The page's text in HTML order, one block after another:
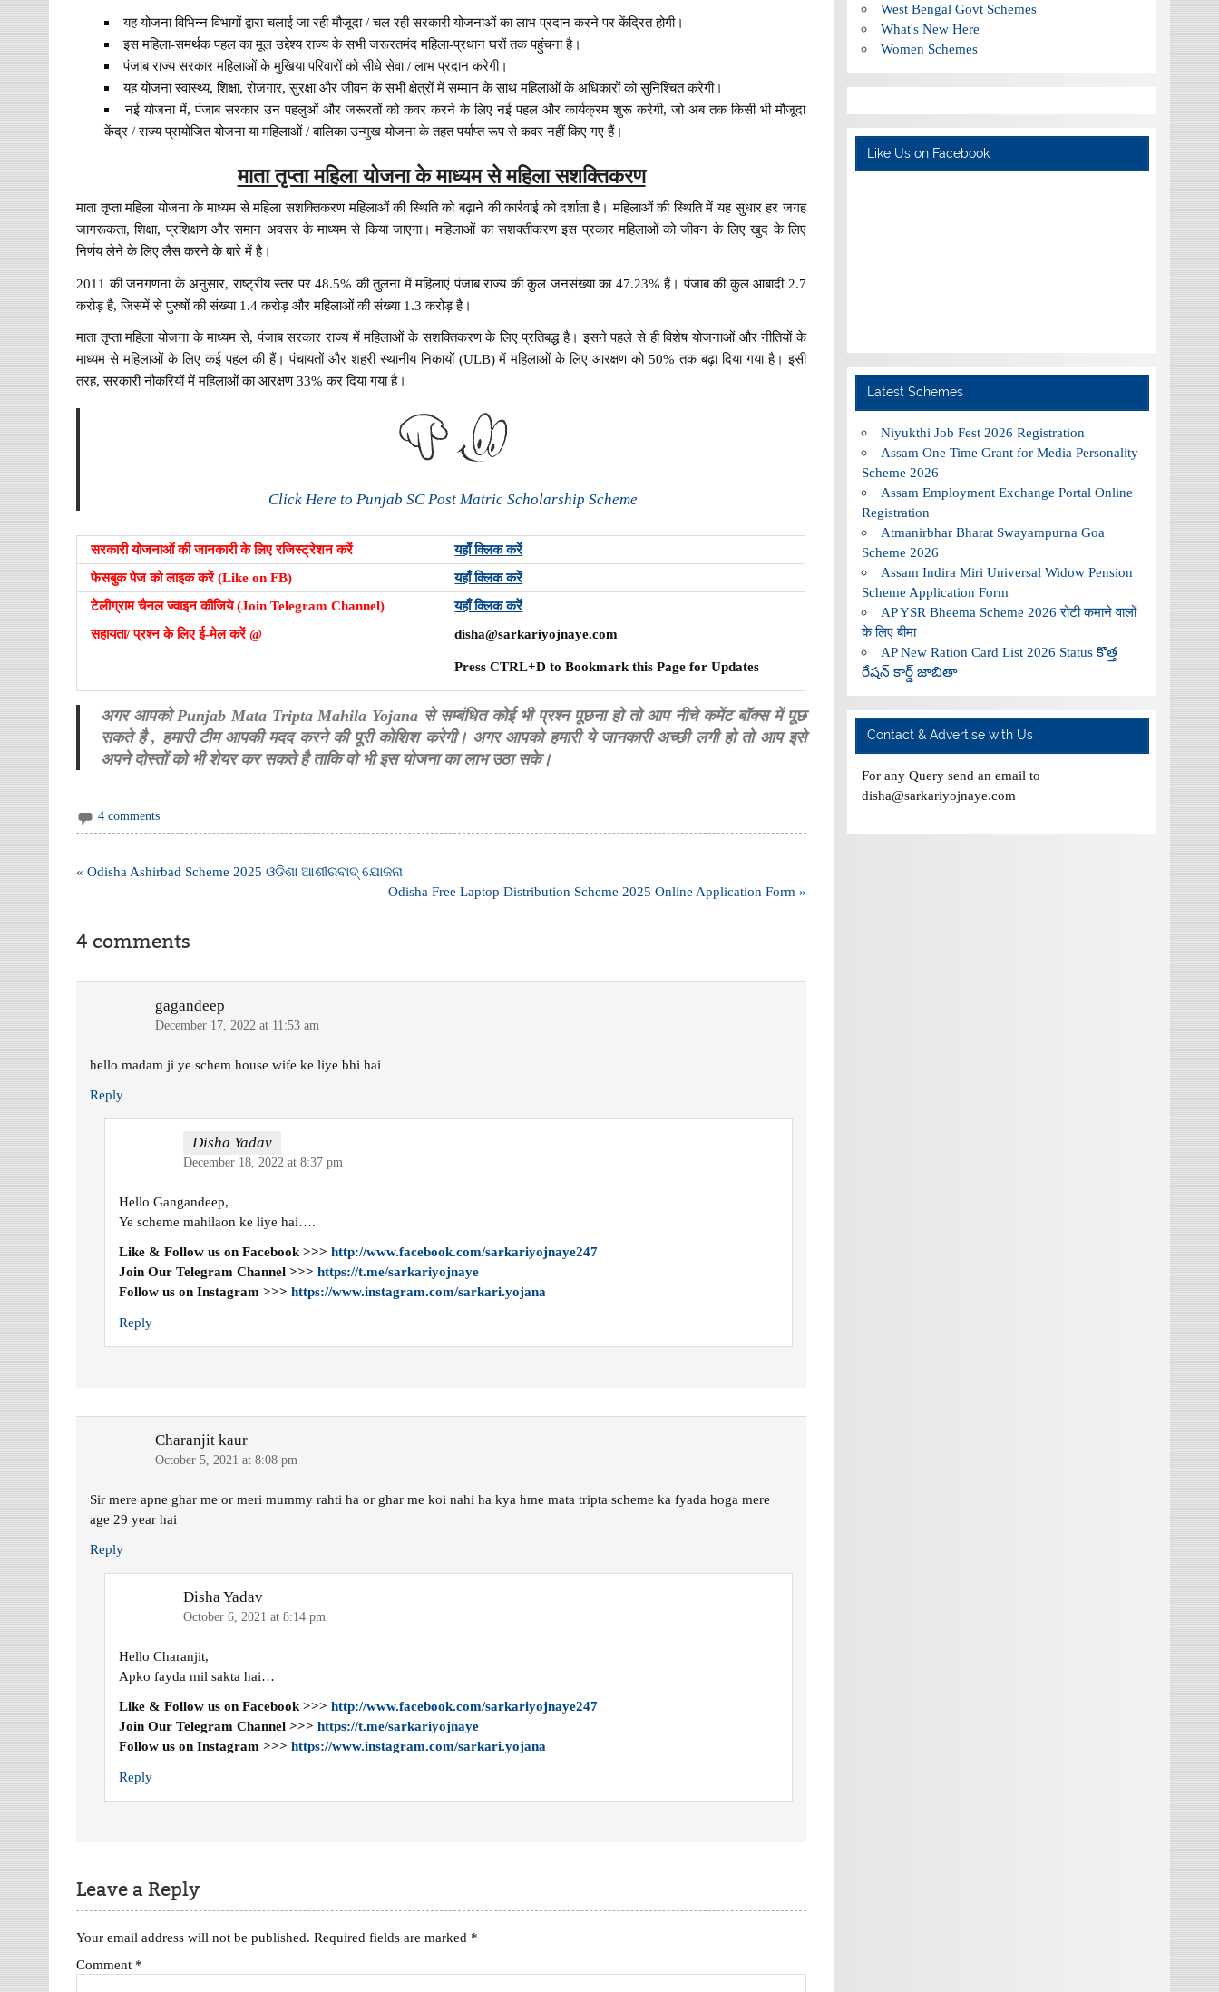
यह योजना विभिन्न विभागों द्वारा चलाई जा रही मौजूदा / चल रही सरकारी योजनाओं का लाभ प्रदान करने पर केंद्रित होगी।
इस महिला-समर्थक पहल का मूल उद्देश्य राज्य के सभी जरूरतमंद महिला-प्रधान घरों तक पहुंचना है।
पंजाब राज्य सरकार महिलाओं के मुखिया परिवारों को सीधे सेवा / लाभ प्रदान करेगी।
यह योजना स्वास्थ्य, शिक्षा, रोजगार, सुरक्षा और जीवन के सभी क्षेत्रों में सम्मान के साथ महिलाओं के अधिकारों को सुनिश्चित करेगी।
नई योजना में, पंजाब सरकार उन पहलुओं और जरूरतों को कवर करने के लिए नई पहल और कार्यक्रम शुरू करेगी, जो अब तक किसी भी मौजूदा
केंद्र / राज्य प्रायोजित योजना या महिलाओं / बालिका उन्मुख योजना के तहत पर्याप्त रूप से कवर नहीं किए गए हैं।
माता तृप्ता महिला योजना के माध्यम से महिला सशक्तिकरण
माता तृप्ता महिला योजना के माध्यम से महिला सशक्तिकरण महिलाओं की स्थिति को बढ़ाने की कार्रवाई को दर्शाता है। महिलाओं की स्थिति में यह सुधार हर जगह
जागरूकता, शिक्षा, प्रशिक्षण और समान अवसर के माध्यम से किया जाएगा। महिलाओं का सशक्तीकरण इस प्रकार महिलाओं को जीवन के लिए खुद के लिए
निर्णय लेने के लिए लैस करने के बारे में है।
2011 की जनगणना के अनुसार, राष्ट्रीय स्तर पर 48.5% की तुलना में महिलाएं पंजाब राज्य की कुल जनसंख्या का 47.23% हैं। पंजाब की कुल आबादी 2.7
करोड़ है, जिसमें से पुरुषों की संख्या 1.4 करोड़ और महिलाओं की संख्या 1.3 करोड़ है।
माता तृप्ता महिला योजना के माध्यम से, पंजाब सरकार राज्य में महिलाओं के सशक्तिकरण के लिए प्रतिबद्ध है। इसने पहले से ही विशेष योजनाओं और नीतियों के
माध्यम से महिलाओं के लिए कई पहल की हैं। पंचायतों और शहरी स्थानीय निकायों (ULB) में महिलाओं के लिए आरक्षण को 50% तक बढ़ा दिया गया है। इसी
तरह, सरकारी नौकरियों में महिलाओं का आरक्षण 33% कर दिया गया है।
Click Here to Punjab SC Post Matric Scholarship Scheme
सरकारी योजनाओं की जानकारी के लिए रजिस्ट्रेशन करें
यहाँ क्लिक करें
फेसबुक पेज को लाइक करें (Like on FB)
यहाँ क्लिक करें
टेलीग्राम चैनल ज्वाइन कीजिये (Join Telegram Channel)
यहाँ क्लिक करें
सहायता/ प्रश्न के लिए ई-मेल करें @
disha@sarkariyojnaye.com
Press CTRL+D to Bookmark this Page for Updates
अगर आपको Punjab Mata Tripta Mahila Yojana से सम्बंधित कोई भी प्रश्न पूछना हो तो आप नीचे कमेंट बॉक्स में पूछ
सकते है , हमारी टीम आपकी मदद करने की पूरी कोशिश करेगी। अगर आपको हमारी ये जानकारी अच्छी लगी हो तो आप इसे
अपने दोस्तों को भी शेयर कर सकते है ताकि वो भी इस योजना का लाभ उठा सके।
4 comments
Post
« Odisha Ashirbad Scheme 2025 ଓଡିଶା ଆଶୀରବାଦ୍ ଯୋଜନା
Odisha Free Laptop Distribution Scheme 2025 Online Application Form »
4 comments
gagandeep
December 17, 2022 at 11:53 am
hello madam ji ye schem house wife ke liye bhi hai
Reply
Disha Yadav
December 18, 2022 at 8:37 pm
Hello Gangandeep,
Ye scheme mahilaon ke liye hai….
Like & Follow us on Facebook >>> http://www.facebook.com/sarkariyojnaye247
Join Our Telegram Channel >>> https://t.me/sarkariyojnaye
Follow us on Instagram >>> https://www.instagram.com/sarkari.yojana
Reply
Charanjit kaur
October 5, 2021 at 8:08 pm
Sir mere apne ghar me or meri mummy rahti ha or ghar me koi nahi ha kya hme mata tripta scheme ka fyada hoga mere
age 29 year hai
Reply
Disha Yadav
October 6, 2021 at 8:14 pm
Hello Charanjit,
Apko fayda mil sakta hai…
Like & Follow us on Facebook >>> http://www.facebook.com/sarkariyojnaye247
Join Our Telegram Channel >>> https://t.me/sarkariyojnaye
Follow us on Instagram >>> https://www.instagram.com/sarkari.yojana
Reply
Leave a Reply
Your email address will not be published. Required fields are marked *
Comment *
West Bengal Govt Schemes
What's New Here
Women Schemes
Like Us on Facebook
Latest Schemes
Niyukthi Job Fest 2026 Registration
Assam One Time Grant for Media Personality
Scheme 2026
Assam Employment Exchange Portal Online
Registration
Atmanirbhar Bharat Swayampurna Goa
Scheme 2026
Assam Indira Miri Universal Widow Pension
Scheme Application Form
AP YSR Bheema Scheme 2026 रोटी कमाने वालों
के लिए बीमा
AP New Ration Card List 2026 Status కొత్త
రేషన్ కార్డ్ జాబితా
Contact & Advertise with Us
For any Query send an email to
disha@sarkariyojnaye.com